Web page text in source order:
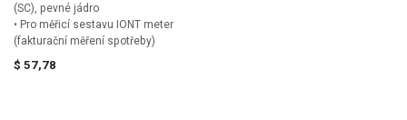
(SC), pevné jádro
• Pro měřicí sestavu IONT meter
(fakturační měření spotřeby)
$ 57,78